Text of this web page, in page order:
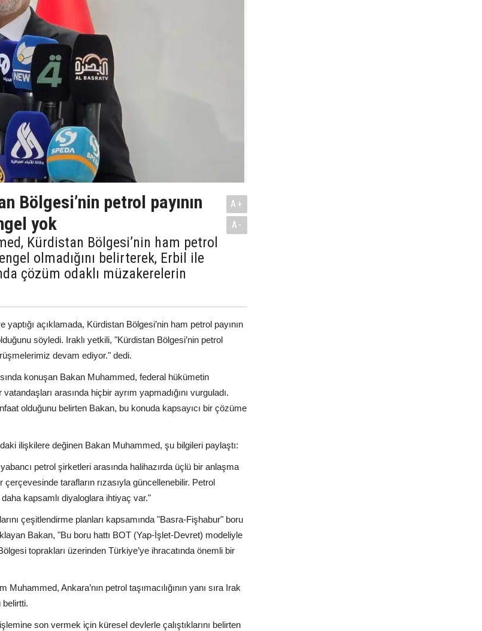
Bölgesi’nin petrol payının
yok
Kürdistan Bölgesi’nin ham petrol
olmadığını belirterek, Erbil ile
çözüm odaklı müzakerelerin
A+
A-
açıklamada, Kürdistan Bölgesi’nin ham petrol payının
söyledi. Iraklı yetkili, "Kürdistan Bölgesi’nin petrol
devam ediyor." dedi.
konuşan Bakan Muhammed, federal hükümetin
arasında hiçbir ayrım yapmadığını vurguladı.
olduğunu belirten Bakan, bu konuda kapsayıcı bir çözüme
ilişkilere değinen Bakan Muhammed, şu bilgileri paylaştı:
petrol şirketleri arasında halihazırda üçlü bir anlaşma
tarafların rızasıyla güncellenebilir. Petrol
kapsamlı diyaloglara ihtiyaç var."
çeşitlendirme planları kapsamında "Basra-Fişhabur" boru
Bakan, "Bu boru hattı BOT (Yap-İşlet-Devret) modeliyle
toprakları üzerinden Türkiye’ye ihracatında önemli bir
Ankara’nın petrol taşımacılığının yanı sıra Irak
belirtti.
son vermek için küresel devlerle çalıştıklarını belirten